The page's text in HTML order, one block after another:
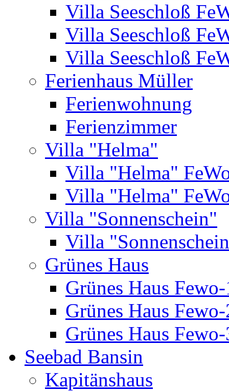
Villa Seeschloß
Villa Seeschloß
Villa Seeschloß
Ferienhaus Müller
Ferienwohnung
Ferienzimmer
Villa "Helma"
Villa "Helma"
Villa "Helma"
Villa "Sonnenschein"
Villa
Grünes Haus
Grünes Haus
Grünes Haus
Grünes Haus
Seebad Bansin
Kapitänshaus